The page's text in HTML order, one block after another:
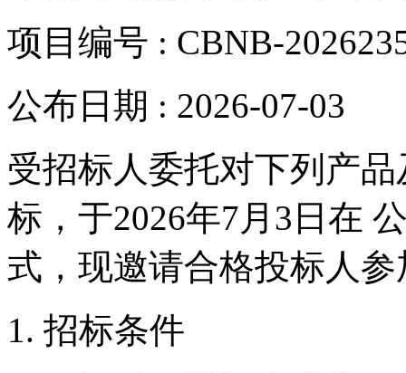
项目编号 : CBNB-
公布日期 : 2026-07-03
受招标人委托对下列产
标，于2026年7月 3 日在
式，现邀请合格投标人
1. 招标条件